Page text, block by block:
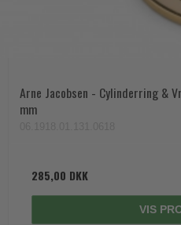
Arne Jacobsen - Cylinderring &
mm
285,00 DKK
VIS